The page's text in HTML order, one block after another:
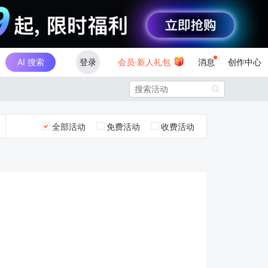
AI 搜索 登录 会员·新人礼包 消息 创作中心

全部活动 免费活动 收费活动